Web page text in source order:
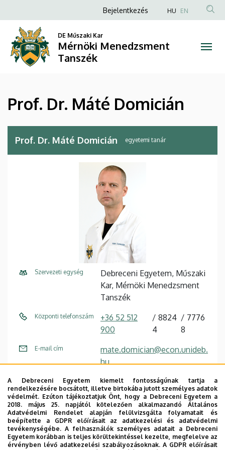
Dr.
Máté
Domicián
Mérnöki
Menedzsment
Tanszék
a
tartalomra
Anonim
fiók
menüje
Bejelentkezés HU EN
DE Műszaki Kar
Mérnöki Menedzsment
Tanszék
Prof. Dr. Máté Domicián
Prof. Dr. Máté Domicián egyetemi tanár
Szervezeti egység
Debreceni Egyetem, Műszaki
Kar, Mérnöki Menedzsment
Tanszék
Központi telefonszám
+36 52 512
900
8824
4
7776
8
E-mail cím
mate.domician@econ.unideb.
hu,
u
Cím
4028 Debrecen, Ótemető
utca 2.
Épület Műszaki Kar "A" épület
A Debreceni Egyetem kiemelt fontosságúnak tartja a
rendelkezésére bocsátott, illetve birtokába jutott személyes adatok
védelmét. Ezúton tájékoztatjuk Önt, hogy a Debreceni Egyetem a
2018. május 25. napjától kötelezően alkalmazandó Általános
Adatvédelmi Rendelet alapján felülvizsgálta folyamatait és
beépítette a GDPR előírásait az adatkezelési és adatvédelmi
tevékenységébe. A felhasználók személyes adatait a Debreceni
Egyetem korábban is teljes körültekintéssel kezelte, megfelelve az
érvényben lévő adatkezelési szabályozásoknak. A GDPR előírásait